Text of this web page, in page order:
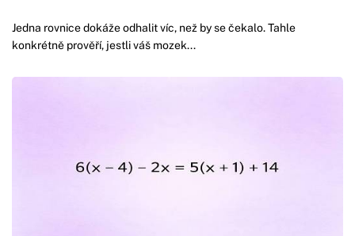
Jedna rovnice dokáže odhalit víc, než by se čekalo. Tahle
konkrétně prověří, jestli váš mozek...